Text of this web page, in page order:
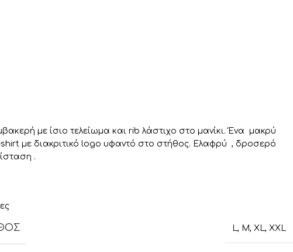
με ίσιο τελείωμα και rib λάστιχο στο μανίκι. Ένα μακρύ
με διακριτικό logo υφαντό στο στήθος. Ελαφρύ , δροσερό
.
L, M, XL, XXL